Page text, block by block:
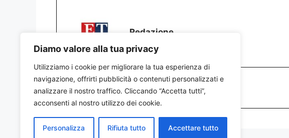
Diamo valore alla tua privacy
Utilizziamo i cookie per migliorare la tua esperienza di
navigazione, offrirti pubblicità o contenuti personalizzati e
analizzare il nostro traffico. Cliccando “Accetta tutti”,
acconsenti al nostro utilizzo dei cookie.
Personalizza Rifiuta tutto Accettare tutto
Redazione